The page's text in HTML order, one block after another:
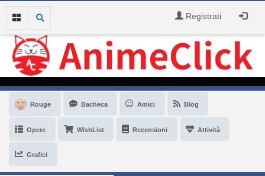
Registrati
Rouge Bacheca Amici Blog
Opere WishList Recensioni Attività
Grafici